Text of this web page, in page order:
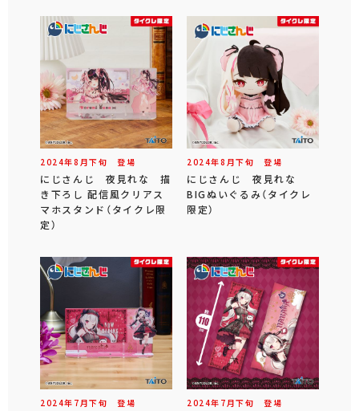
2024年8 月下旬 登場
にじさんじ 夜見れな 描
き下ろし 配信風クリアス
マホスタンド（タイクレ限
定）
2024年8 月下旬 登場
にじさんじ 夜見れな
BIGぬいぐるみ（タイクレ
限定）
2024年 7 月下旬 登場 2024年 7 月下旬 登場